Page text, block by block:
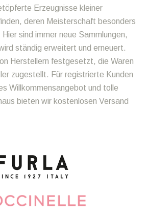
Erzeugnisse kleiner
deren Meisterschaft besonders
sind immer neue Sammlungen,
ständig erweitert und erneuert.
Herstellern festgesetzt, die Waren
zugestellt. Für registrierte Kunden
Willkommensangebot und tolle
bieten wir kostenlosen Versand